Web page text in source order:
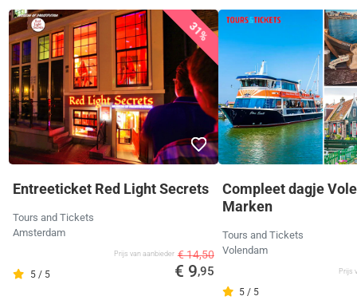
31%
Entreeticket Red Light Secrets
Tours and Tickets
Amsterdam
5 / 5
Prijs van aanbieder € 14,50
€ 9,95
Compleet dagje
Marken
Tours and Tickets
Volendam
5 / 5
Prijs